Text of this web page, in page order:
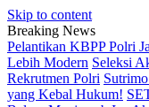
Skip to content
Breaking News
Pelantikan KBPP Polri
Lebih Modern Seleksi
Rekrutmen Polri
yang Kebal Hukum!